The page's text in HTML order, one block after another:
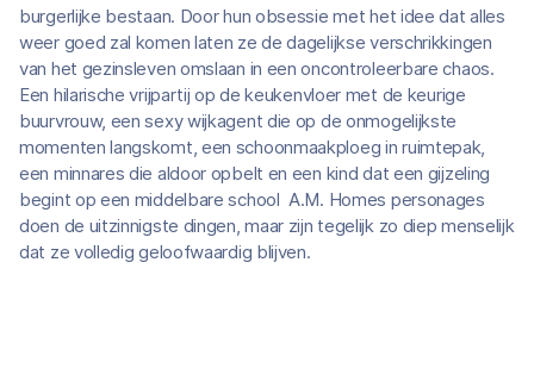
burgerlijke bestaan. Door hun obsessie met het idee dat alles
weer goed zal komen laten ze de dagelijkse verschrikkingen
van het gezinsleven omslaan in een oncontroleerbare chaos.
Een hilarische vrijpartij op de keukenvloer met de keurige
buurvrouw, een sexy wijkagent die op de onmogelijkste
momenten langskomt, een schoonmaakploeg in ruimtepak,
een minnares die aldoor opbelt en een kind dat een gijzeling
begint op een middelbare school A.M. Homes personages
doen de uitzinnigste dingen, maar zijn tegelijk zo diep menselijk
dat ze volledig geloofwaardig blijven.